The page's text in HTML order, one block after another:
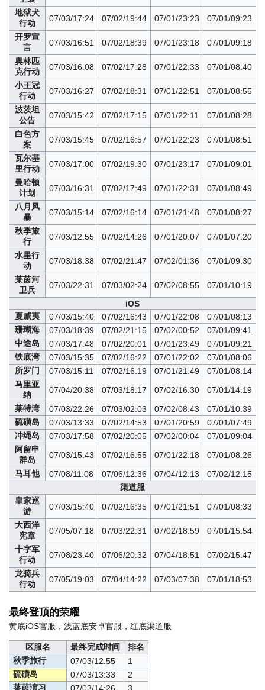
地狱犬
行动
07/03/17:24 07/02/19:44 07/01/23:23
07/01/09:23
开罗宣
言
07/03/16:51 07/02/18:39 07/01/23:18
07/01/09:18
奥林匹
克行动
07/03/16:08 07/02/17:28 07/01/22:33
07/01/08:40
小王冠
行动
07/03/16:27 07/02/18:31 07/01/22:51
07/01/08:55
波茨坦
公告
07/03/15:42 07/02/17:15 07/01/22:11
07/01/08:28
白色方
案
07/03/15:45 07/02/16:57 07/01/22:23
07/01/08:51
瓦尔基
里行动
07/03/17:00 07/02/19:30 07/01/23:17
07/01/09:01
曼哈顿
计划
07/03/16:31 07/02/17:49 07/01/22:31
07/01/08:49
八月风
暴
07/03/15:14 07/02/16:14 07/01/21:48
07/01/08:27
秋季旅
行
07/03/12:55 07/02/14:26 07/01/20:07
07/01/07:20
水星行
动
07/03/18:38 07/02/21:47 07/02/01:36
07/01/09:30
莱茵河
卫兵
07/03/22:31 07/03/02:24 07/02/08:55
07/01/10:19
iOS
夏威夷
07/03/15:40 07/02/16:43 07/01/22:08
07/01/08:13
珊瑚海
07/03/18:39 07/02/21:15 07/02/00:52
07/01/09:41
中途岛
07/03/17:48 07/02/20:01 07/01/23:49
07/01/09:21
铁底湾
07/03/15:35 07/02/16:22 07/01/22:02
07/01/08:06
所罗门
07/03/15:11 07/02/16:19 07/01/21:49
07/01/08:14
马里亚
纳
07/04/20:38 07/03/18:17 07/02/16:30
07/01/14:19
莱特湾
07/03/22:26 07/03/02:03 07/02/08:43
07/01/10:39
硫磺岛
07/03/13:33 07/02/14:53 07/01/20:59
07/01/07:49
冲绳岛
07/03/17:58 07/02/20:05 07/02/00:04
07/01/09:04
阿留申
群岛
07/03/15:43 07/02/16:55 07/01/22:18
07/01/08:26
马耳他
07/08/11:08 07/06/12:36 07/04/12:13
07/02/12:15
渠道服
皇家巡
游
07/03/15:40 07/02/16:35 07/01/21:51
07/01/08:33
大西洋
宪章
07/05/07:18 07/03/22:31 07/02/18:59
07/01/15:54
十字军
行动
07/08/23:40 07/06/20:32 07/04/18:51
07/02/15:47
龙骑兵
行动
07/05/19:03 07/04/14:22 07/03/07:38 07/01/18:53
最终登顶的荣耀
黄底iOS官服，浅蓝底安卓官服，红底渠道服
区服名 最终完成时间
排名
秋季旅行
07/03/12:55
1
硫磺岛
07/03/13:33
2
莱茵演习